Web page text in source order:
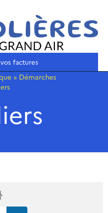
factures
» Démarches